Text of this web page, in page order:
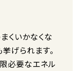
くいかなくな
げられます。
必要なエネル